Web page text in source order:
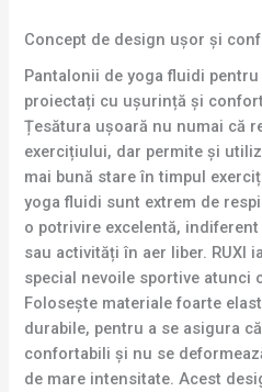
Concept de design ușor și
Pantalonii de yoga fluidi pentru
proiectați cu ușurință și
Țesătura ușoară nu numai că
exercițiului, dar permite și
mai bună stare în timpul
yoga fluidi sunt extrem de
o potrivire excelentă,
sau activități în aer liber. RUXI
special nevoile sportive atunci
Folosește materiale foarte
durabile, pentru a se asigura
confortabili și nu se
de mare intensitate. Acest